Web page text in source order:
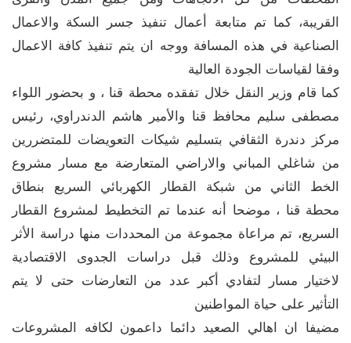
القريبة، كما تم متابعة أعمال تنفيذ جسر السكة والاعمال
الصناعية في هذه المسافة ووجه ان يتم تنفيذ كافة الاعمال
وفقا لقياسات الجودة العالية
كما قام وزير النقل خلال تفقده محطة قنا ، و بحضور اللواء
مصطفى سليم محافظ قنا والأمير هاشم الدندراوي، رئيس
مركز دندرة الثقافي بتسليم شيكات التعويضات للمتضررين
من شاغلي المباني والاراضي المتعارضة مع مسار مشروع
الخط الثاني من شبكة القطار الكهربائي السريع بنطاق
محطة قنا ، موضحا أنه عندما تم التخطيط لمشروع القطار
السريع، تم مراعاة مجموعة من المحددات منها دراسة الأثر
البيئي للمشروع وذلك قبل دراسات الجدوى الاقتصادية
لاختيار مسار لتفادي أكبر عدد من التعارضات حتى لا يتم
التأثير على حياة المواطنين
مضيفا ان اهالي الصعيد دائما داعمون لكافه المشروعات